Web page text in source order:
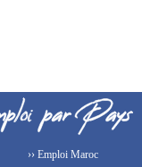
›› Emploi Maroc